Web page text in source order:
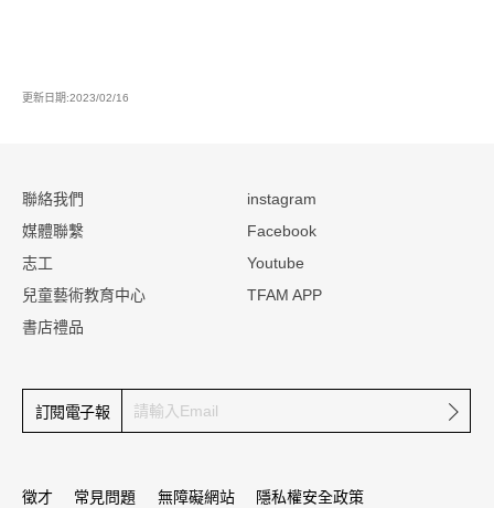
更新日期:2023/02/16
聯絡我們
媒體聯繫
志工
兒童藝術教育中心
書店禮品
instagram
Facebook
Youtube
TFAM APP
訂閱電子報 確定
徵才 常見問題 無障礙網站 隱私權安全政策